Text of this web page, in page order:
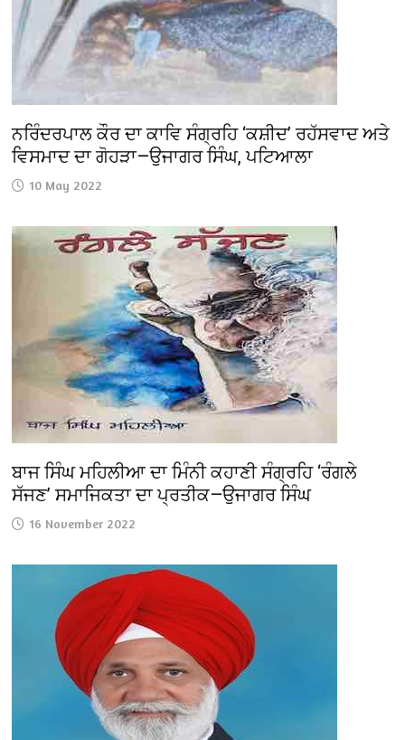
ਨਰਿੰਦਰਪਾਲ ਕੌਰ ਦਾ ਕਾਵਿ ਸੰਗ੍ਰਹਿ ‘ਕਸ਼ੀਦ’ ਰਹੱਸਵਾਦ ਅਤੇ
ਵਿਸਮਾਦ ਦਾ ਗੋਹੜਾ—ਉਜਾਗਰ ਸਿੰਘ, ਪਟਿਆਲਾ
10 May 2022
ਬਾਜ ਸਿੰਘ ਮਹਿਲੀਆ ਦਾ ਮਿੰਨੀ ਕਹਾਣੀ ਸੰਗ੍ਰਹਿ ‘ਰੰਗਲੇ
ਸੱਜਣ’ ਸਮਾਜਿਕਤਾ ਦਾ ਪ੍ਰਤੀਕ—ਉਜਾਗਰ ਸਿੰਘ
16 November 2022